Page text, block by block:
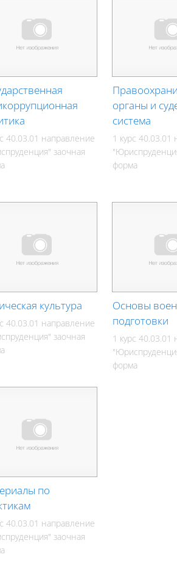
40.03.01 направление
заочная
органы и
система
1 курс 40.03.01
форма
культура
40.03.01 направление
заочная
Основы
подготовки
1 курс 40.03.01
форма
по
40.03.01 направление
заочная